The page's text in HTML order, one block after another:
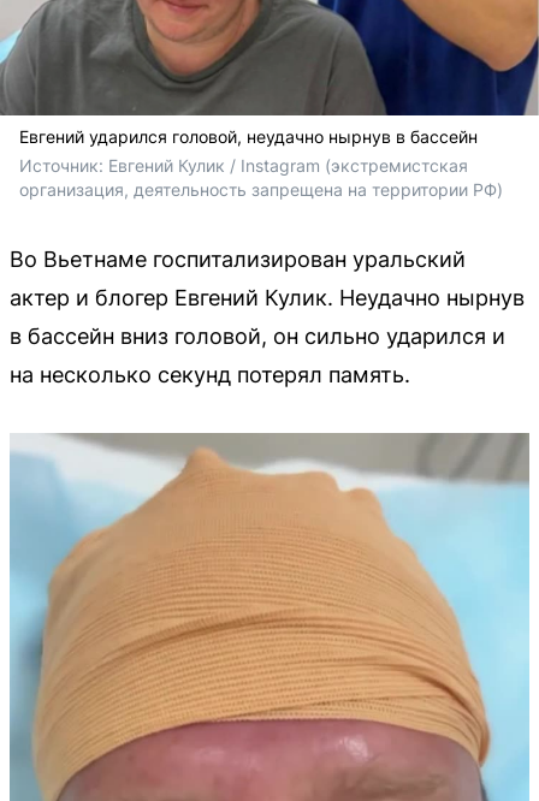
Евгений ударился головой, неудачно нырнув в бассейн
Источник: Евгений Кулик / Instagram (экстремистская
организация, деятельность запрещена на территории РФ)
Во Вьетнаме госпитализирован уральский
актер и блогер Евгений Кулик. Неудачно нырнув
в бассейн вниз головой, он сильно ударился и
на несколько секунд потерял память.